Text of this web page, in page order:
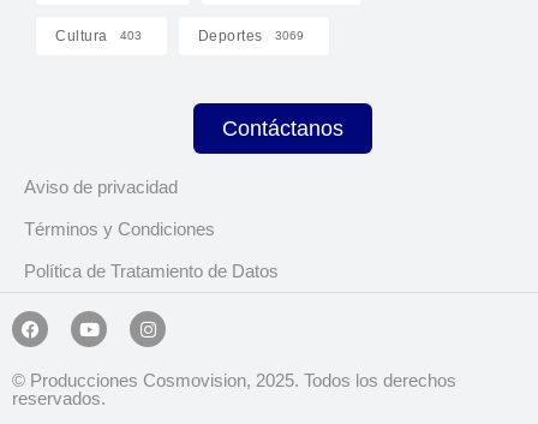
Cultura 403 Deportes 3069
Contáctanos
Aviso de privacidad
Términos y Condiciones
Política de Tratamiento de Datos
© Producciones Cosmovision, 2025. Todos los derechos
reservados.